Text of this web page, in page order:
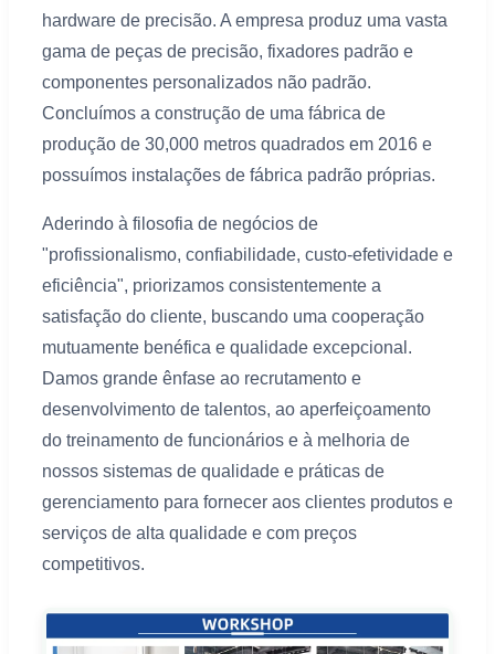
hardware de precisão. A empresa produz uma vasta
gama de peças de precisão, fixadores padrão e
componentes personalizados não padrão.
Concluímos a construção de uma fábrica de
produção de 30,000 metros quadrados em 2016 e
possuímos instalações de fábrica padrão próprias.
Aderindo à filosofia de negócios de
"profissionalismo, confiabilidade, custo-efetividade e
eficiência", priorizamos consistentemente a
satisfação do cliente, buscando uma cooperação
mutuamente benéfica e qualidade excepcional.
Damos grande ênfase ao recrutamento e
desenvolvimento de talentos, ao aperfeiçoamento
do treinamento de funcionários e à melhoria de
nossos sistemas de qualidade e práticas de
gerenciamento para fornecer aos clientes produtos e
serviços de alta qualidade e com preços
competitivos.